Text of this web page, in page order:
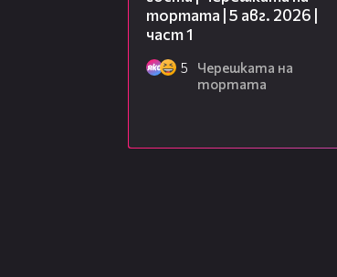
тортата | 5 авг. 2026 |
част 1
5
Черешката на
тортата